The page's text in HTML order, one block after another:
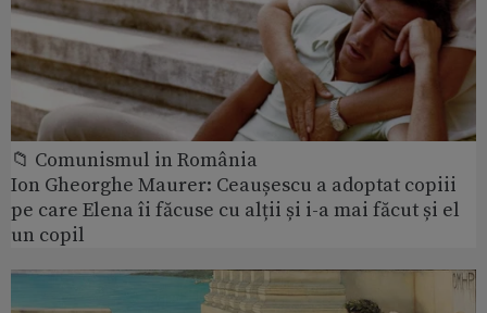
📁 Comunismul in România
Ion Gheorghe Maurer: Ceaușescu a adoptat copiii
pe care Elena îi făcuse cu alții și i-a mai făcut și el
un copil